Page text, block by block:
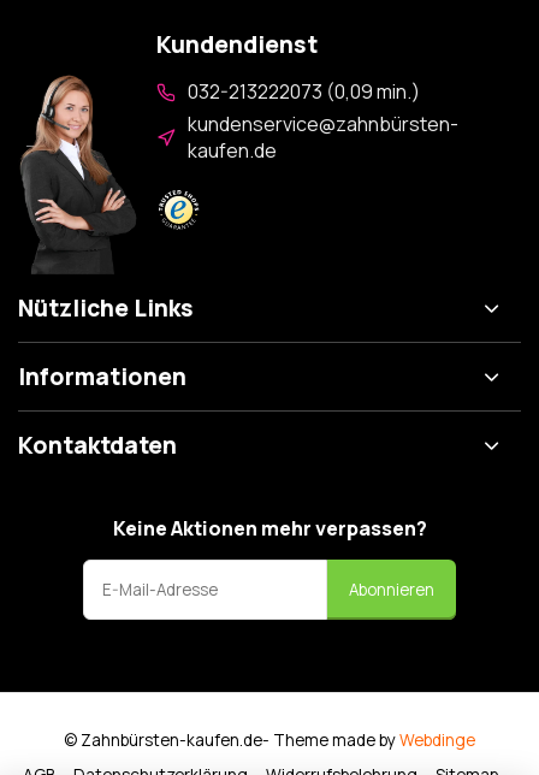
Kundendienst
032-213222073 (0,09 min.)
kundenservice@zahnbürsten-
kaufen.de
Nützliche Links
Informationen
Kontaktdaten
Keine Aktionen mehr verpassen?
Abonnieren
© Zahnbürsten-kaufen.de- Theme made byWebdinge